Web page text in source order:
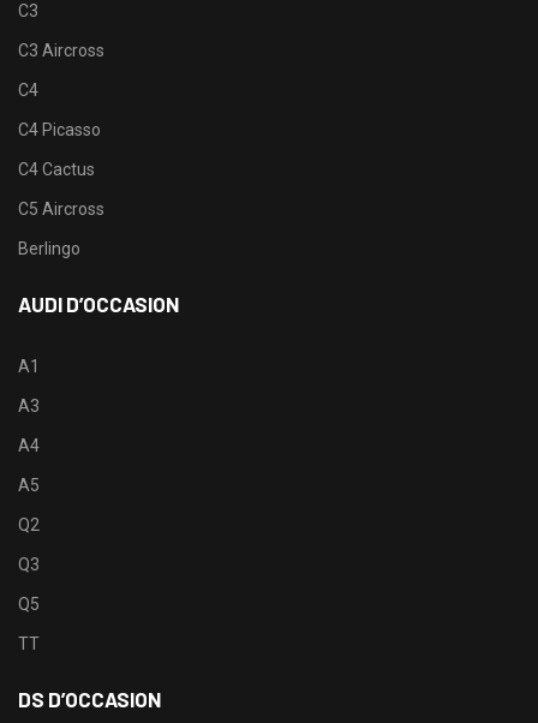
C3
C3 Aircross
C4
C4 Picasso
C4 Cactus
C5 Aircross
Berlingo
AUDI D’OCCASION
A1
A3
A4
A5
Q2
Q3
Q5
TT
DS D’OCCASION